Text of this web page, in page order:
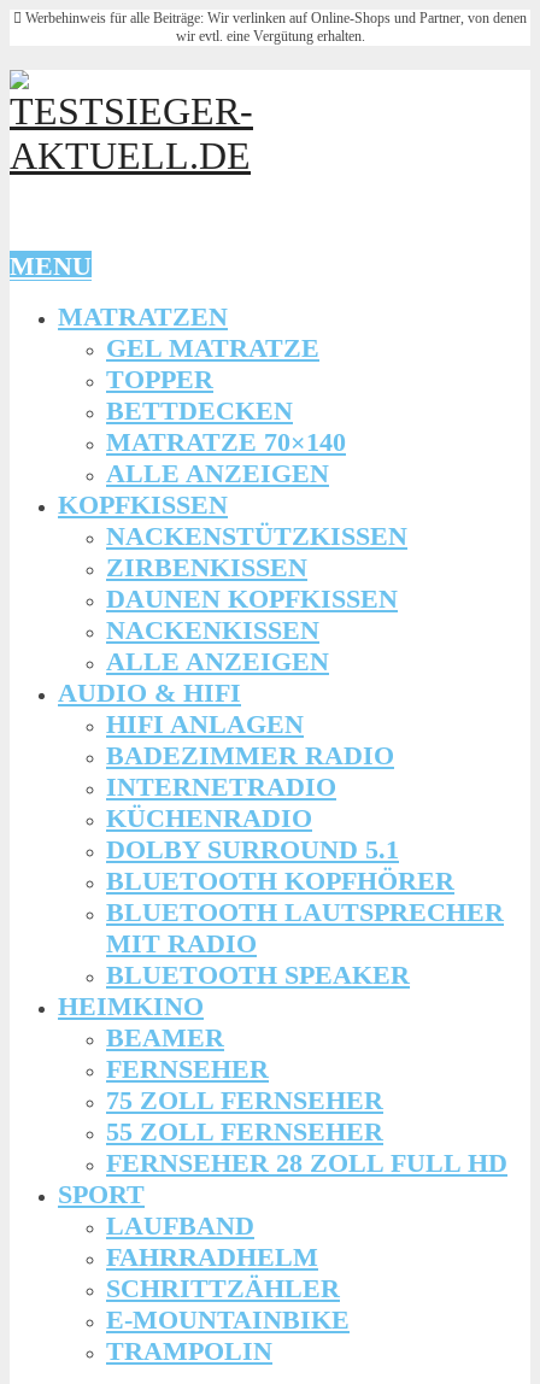
Werbehinweis für alle Beiträge: Wir verlinken auf Online-Shops und Partner, von denen
wir evtl. eine Vergütung erhalten.
MENU
MATRATZEN
GEL MATRATZE
TOPPER
BETTDECKEN
MATRATZE 70×140
ALLE ANZEIGEN
KOPFKISSEN
NACKENSTÜTZKISSEN
ZIRBENKISSEN
DAUNEN KOPFKISSEN
NACKENKISSEN
ALLE ANZEIGEN
AUDIO & HIFI
HIFI ANLAGEN
BADEZIMMER RADIO
INTERNETRADIO
KÜCHENRADIO
DOLBY SURROUND 5.1
BLUETOOTH KOPFHÖRER
BLUETOOTH LAUTSPRECHER
MIT RADIO
BLUETOOTH SPEAKER
HEIMKINO
BEAMER
FERNSEHER
75 ZOLL FERNSEHER
55 ZOLL FERNSEHER
FERNSEHER 28 ZOLL FULL HD
SPORT
LAUFBAND
FAHRRADHELM
SCHRITTZÄHLER
E-MOUNTAINBIKE
TRAMPOLIN